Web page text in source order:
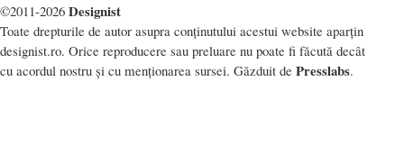
©2011-2026 Designist
Toate drepturile de autor asupra conținutului acestui website aparțin
designist.ro. Orice reproducere sau preluare nu poate fi făcută decât
cu acordul nostru și cu menționarea sursei. Găzduit de Presslabs.